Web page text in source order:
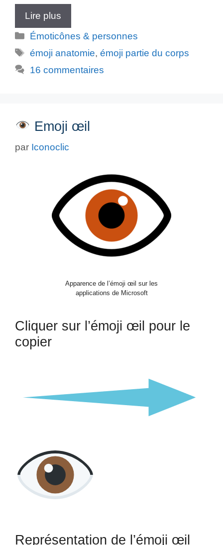
Lire plus
Catégories
Émoticônes & personnes
Étiquettes
émoji anatomie,émoji partie du corps
16 commentaires
Emoji œil
par Iconoclic
Apparence de l’émoji œil sur les
applications de Microsoft
Cliquer sur l’émoji œil pour le
copier
Représentation de l’émoji œil